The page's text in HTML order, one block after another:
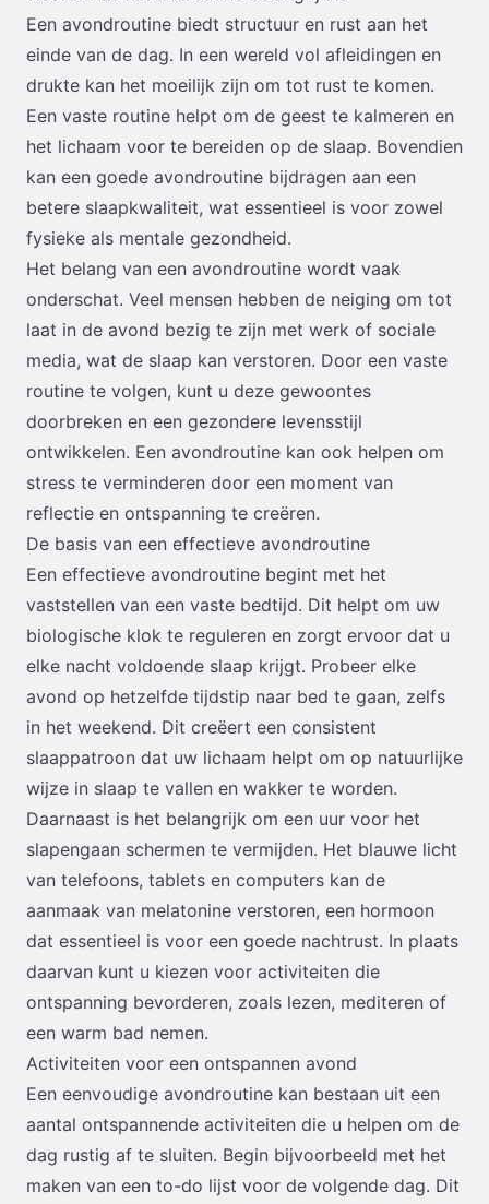
Een avondroutine biedt structuur en rust aan het
einde van de dag. In een wereld vol afleidingen en
drukte kan het moeilijk zijn om tot rust te komen.
Een vaste routine helpt om de geest te kalmeren en
het lichaam voor te bereiden op de slaap. Bovendien
kan een goede avondroutine bijdragen aan een
betere slaapkwaliteit, wat essentieel is voor zowel
fysieke als mentale gezondheid.
Het belang van een avondroutine wordt vaak
onderschat. Veel mensen hebben de neiging om tot
laat in de avond bezig te zijn met werk of sociale
media, wat de slaap kan verstoren. Door een vaste
routine te volgen, kunt u deze gewoontes
doorbreken en een gezondere levensstijl
ontwikkelen. Een avondroutine kan ook helpen om
stress te verminderen door een moment van
reflectie en ontspanning te creëren.
De basis van een effectieve avondroutine
Een effectieve avondroutine begint met het
vaststellen van een vaste bedtijd. Dit helpt om uw
biologische klok te reguleren en zorgt ervoor dat u
elke nacht voldoende slaap krijgt. Probeer elke
avond op hetzelfde tijdstip naar bed te gaan, zelfs
in het weekend. Dit creëert een consistent
slaappatroon dat uw lichaam helpt om op natuurlijke
wijze in slaap te vallen en wakker te worden.
Daarnaast is het belangrijk om een uur voor het
slapengaan schermen te vermijden. Het blauwe licht
van telefoons, tablets en computers kan de
aanmaak van melatonine verstoren, een hormoon
dat essentieel is voor een goede nachtrust. In plaats
daarvan kunt u kiezen voor activiteiten die
ontspanning bevorderen, zoals lezen, mediteren of
een warm bad nemen.
Activiteiten voor een ontspannen avond
Een eenvoudige avondroutine kan bestaan uit een
aantal ontspannende activiteiten die u helpen om de
dag rustig af te sluiten. Begin bijvoorbeeld met het
maken van een to-do lijst voor de volgende dag. Dit